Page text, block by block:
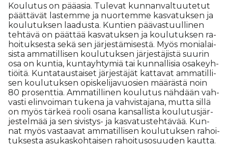
Kou­lu­tus on pää­a­sia. Tu­le­vat kun­nan­val­tuu­te­tut
päät­tä­vät las­tem­me ja nuor­tem­me kas­va­tuk­sen ja
kou­lu­tuk­sen laa­dus­ta. Kun­tien pää­vas­tuul­li­nen
teh­tä­vä on päät­tää kas­va­tuk­sen ja kou­lu­tuk­sen ra­
hoi­tuk­ses­ta sekä sen jär­jes­tä­mi­ses­tä. Myös mo­ni­a­lai­
sis­ta am­ma­til­li­sen kou­lu­tuk­sen jär­jes­tä­jis­tä suu­rin
osa on kun­tia, kun­ta­yh­ty­miä tai kun­nal­li­sia osa­keyh­
ti­öi­tä. Kun­ta­taus­tai­set jär­jes­tä­jät kat­ta­vat am­ma­til­li­
sen kou­lu­tuk­sen opis­ke­li­ja­vuo­sien mää­räs­tä noin
80 pro­sent­tia. Am­ma­til­li­nen kou­lu­tus näh­dään vah­
vas­ti elin­voi­man tu­ke­na ja vah­vis­ta­ja­na, mut­ta sil­lä
on myös tär­keä roo­li osa­na kan­sal­lis­ta kou­lu­tus­jär­
jes­tel­mää ja sen si­vis­tys- ja kas­va­tus­teh­tä­vää. Kun­
nat myös vas­taa­vat am­ma­til­li­sen kou­lu­tuk­sen ra­hoi­
tuk­ses­ta asu­kas­koh­tai­sen ra­hoi­tu­so­suu­den kaut­ta.